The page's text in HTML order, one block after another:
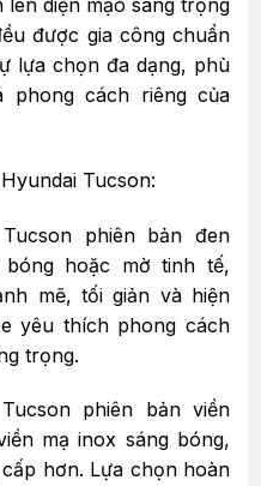
diện mạo sang trọng
được gia công chuẩn
lựa chọn đa dạng, phù
cách riêng của
Tucson:
phiên bản đen
hoặc mờ tinh tế,
mẽ, tối giản và hiện
yêu thích phong cách
trọng.
phiên bản viền
mạ inox sáng bóng,
hơn. Lựa chọn hoàn